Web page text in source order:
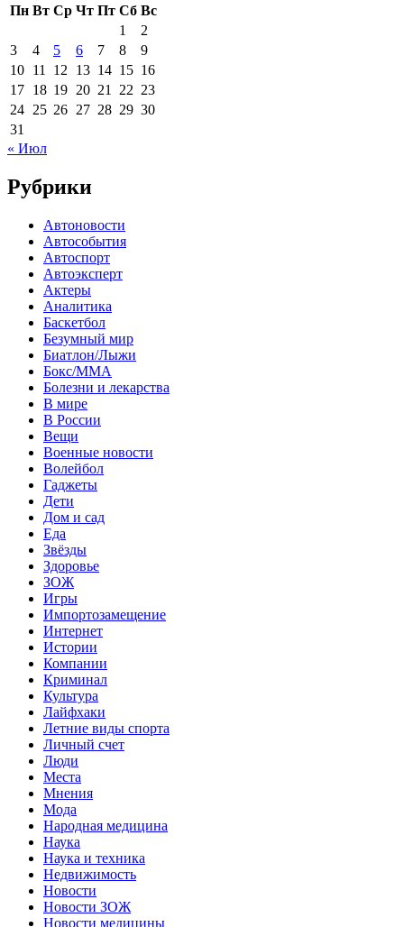
Пн Вт Ср Чт Пт Сб Вс
1
2
3
4 5 6 7 8
9
10 11 12 13 14 15 16
17 18 19 20 21 22 23
24 25 26 27 28 29 30
31
« Июл
Рубрики
Автоновости
Автособытия
Автоспорт
Автоэксперт
Актеры
Аналитика
Баскетбол
Безумный мир
Биатлон/Лыжи
Бокс/MMA
Болезни и лекарства
В мире
В России
Вещи
Военные новости
Волейбол
Гаджеты
Дети
Дом и сад
Еда
Звёзды
Здоровье
ЗОЖ
Игры
Импортозамещение
Интернет
Истории
Компании
Криминал
Культура
Лайфхаки
Летние виды спорта
Личный счет
Люди
Места
Мнения
Мода
Народная медицина
Наука
Наука и техника
Недвижимость
Новости
Новости ЗОЖ
Новости медицины